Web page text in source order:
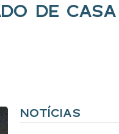
DE
NOTÍCIAS